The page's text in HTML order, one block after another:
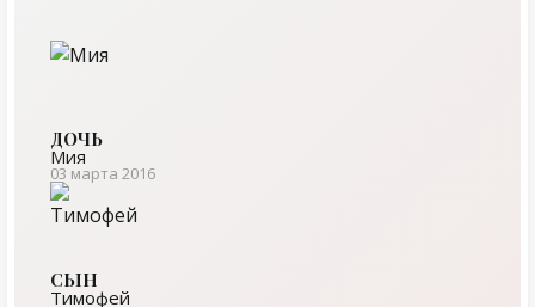
ДОЧЬ
Мия
03 марта 2016
СЫН
Тимофей